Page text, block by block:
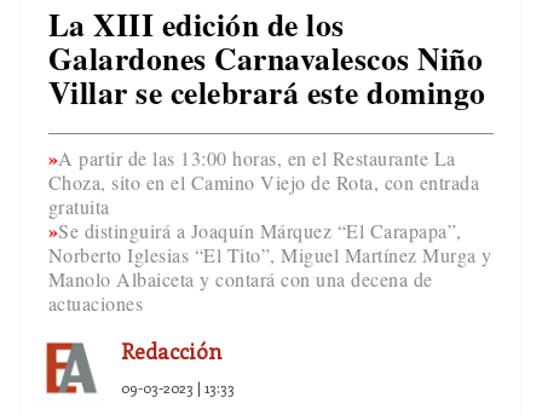
La XIII edición de los
Galardones Carnavalescos Niño
Villar se celebrará este domingo
A partir de las 13:00 horas, en el Restaurante La
Choza, sito en el Camino Viejo de Rota, con entrada
gratuita
Se distinguirá a Joaquín Márquez “El Carapapa”,
Norberto Iglesias “El Tito”, Miguel Martínez Murga y
Manolo Albaiceta y contará con una decena de
actuaciones
Redacción
09-03-2023 | 13:33